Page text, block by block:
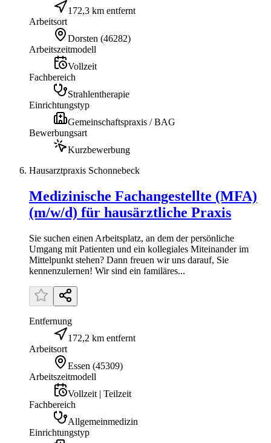
172,3 km entfernt
Arbeitsort
Dorsten (46282)
Arbeitszeitmodell
Vollzeit
Fachbereich
Strahlentherapie
Einrichtungstyp
Gemeinschaftspraxis / BAG
Bewerbungsart
Kurzbewerbung
Hausarztpraxis Schonnebeck
Medizinische Fachangestellte (MFA)
(m/w/d) für hausärztliche Praxis
Sie suchen einen Arbeitsplatz, an dem der persönliche
Umgang mit Patienten und ein kollegiales Miteinander im
Mittelpunkt stehen? Dann freuen wir uns darauf, Sie
kennenzulernen! Wir sind ein familäres...
Entfernung
172,2 km entfernt
Arbeitsort
Essen (45309)
Arbeitszeitmodell
Vollzeit | Teilzeit
Fachbereich
Allgemeinmedizin
Einrichtungstyp